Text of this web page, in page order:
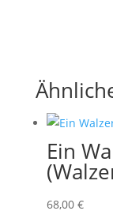
Ein
68,00 €